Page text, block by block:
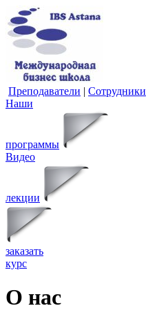
Преподаватели | Сотрудники
Наши
программы
Видео
лекции
заказать
курс
О нас